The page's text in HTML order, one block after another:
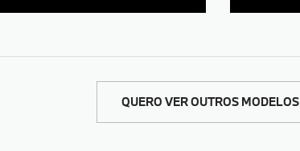
QUERO VER OUTROS MODELOS